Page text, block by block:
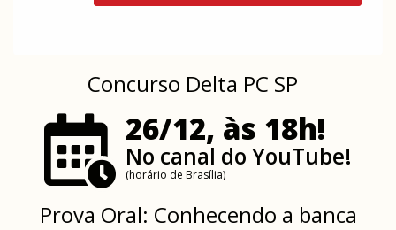
Concurso Delta PC SP
26/12, às 18h!
No canal do YouTube!
(horário de Brasília)
Prova Oral: Conhecendo a banca